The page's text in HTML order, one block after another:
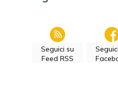
Seguici su
Feed RSS